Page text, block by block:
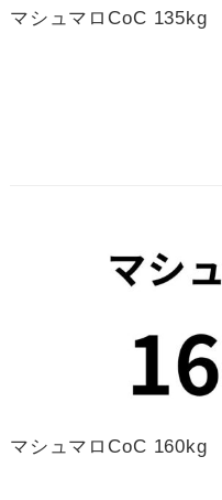
マシュマロCoC 135kg
マシュマロCoC 160kg